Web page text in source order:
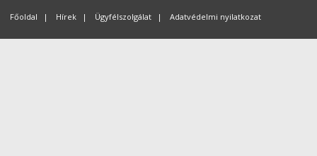
Főoldal | Hírek | Ügyfélszolgálat | Adatvédelmi nyilatkozat